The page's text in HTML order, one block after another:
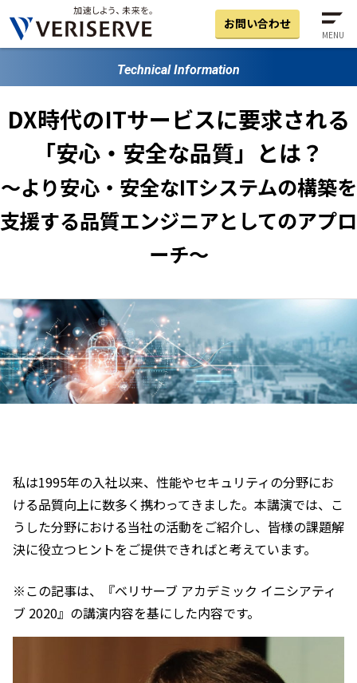
お問い合わせ
MENU
Technical Information
DX時代のITサービスに要求される
「安心・安全な品質」とは？
～より安心・安全なITシステムの構築を
支援する品質エンジニアとしてのアプロ
ーチ～
私は1995年の入社以来、性能やセキュリティの分野にお
ける品質向上に数多く携わってきました。本講演では、こ
うした分野における当社の活動をご紹介し、皆様の課題解
決に役立つヒントをご提供できればと考えています。
※この記事は、『ベリサーブ アカデミック イニシアティ
ブ 2020』の講演内容を基にした内容です。